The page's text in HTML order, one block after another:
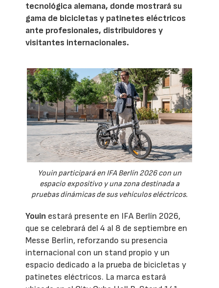
tecnológica alemana, donde mostrará su
gama de bicicletas y patinetes eléctricos
ante profesionales, distribuidores y
visitantes internacionales.
Youin participará en IFA Berlín 2026 con un
espacio expositivo y una zona destinada a
pruebas dinámicas de sus vehículos eléctricos.
Youin estará presente en IFA Berlín 2026,
que se celebrará del 4 al 8 de septiembre en
Messe Berlin, reforzando su presencia
internacional con un stand propio y un
espacio dedicado a la prueba de bicicletas y
patinetes eléctricos. La marca estará